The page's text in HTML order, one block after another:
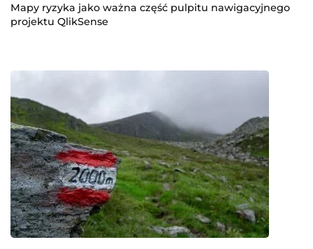
Mapy ryzyka jako ważna część pulpitu nawigacyjnego
projektu QlikSense